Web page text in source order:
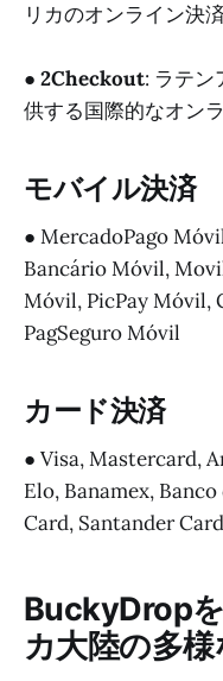
リカのオンライン決
● 2Checkout: ラテン
供する国際的なオン
モバイル決済
● MercadoPago
Bancário Móvil,
Móvil, PicPay Móvil,
PagSeguro Móvil
カード決済
● Visa, Mastercard,
Elo, Banamex,
Card, Santander
BuckyDrop
カ大陸の多